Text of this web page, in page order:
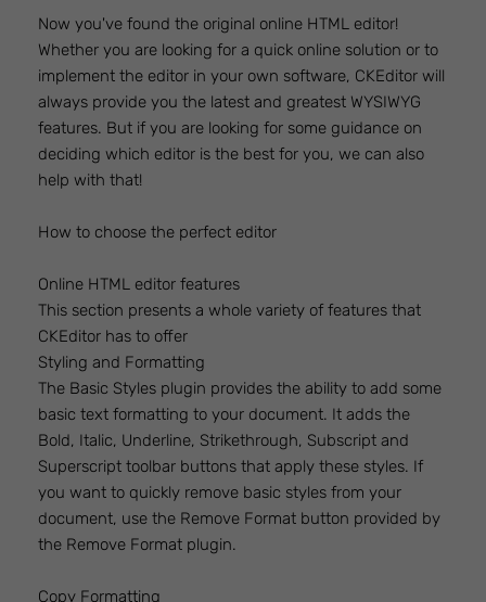
Now you've found the original online HTML editor!
Whether you are looking for a quick online solution or to
implement the editor in your own software, CKEditor will
always provide you the latest and greatest WYSIWYG
features. But if you are looking for some guidance on
deciding which editor is the best for you, we can also
help with that!
How to choose the perfect editor
Online HTML editor features
This section presents a whole variety of features that
CKEditor has to offer
Styling and Formatting
The Basic Styles plugin provides the ability to add some
basic text formatting to your document. It adds the
Bold, Italic, Underline, Strikethrough, Subscript and
Superscript toolbar buttons that apply these styles. If
you want to quickly remove basic styles from your
document, use the Remove Format button provided by
the Remove Format plugin.
Copy Formatting